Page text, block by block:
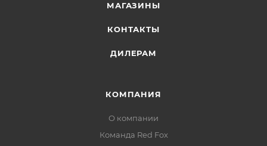
МАГАЗИНЫ
КОНТАКТЫ
ДИЛЕРАМ
КОМПАНИЯ
О компании
Команда Red Fox